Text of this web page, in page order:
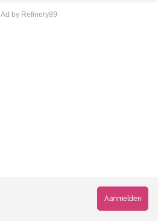
by Refinery89
Aanmelden